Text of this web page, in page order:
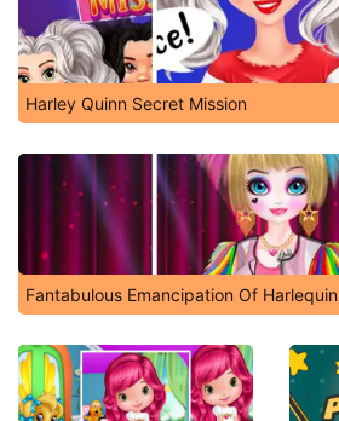
Harley Quinn Secret Mission
Fantabulous Emancipation Of Harlequin